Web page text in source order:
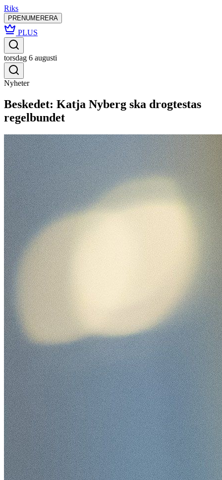
Riks
PRENUMERERA
PLUS
torsdag 6 augusti
Nyheter
Beskedet: Katja Nyberg ska drogtestas
regelbundet